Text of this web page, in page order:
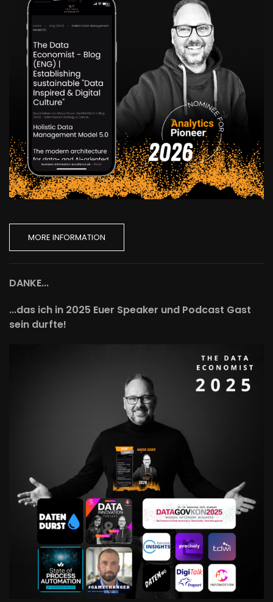
MORE INFORMATION
DANKE...
...das ich in 2025 Euer Speaker und Podcast Gast
sein durfte!